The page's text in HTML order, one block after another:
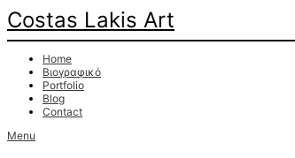
Costas Lakis Art
Home
Βιογραφικό
Portfolio
Blog
Contact
Menu